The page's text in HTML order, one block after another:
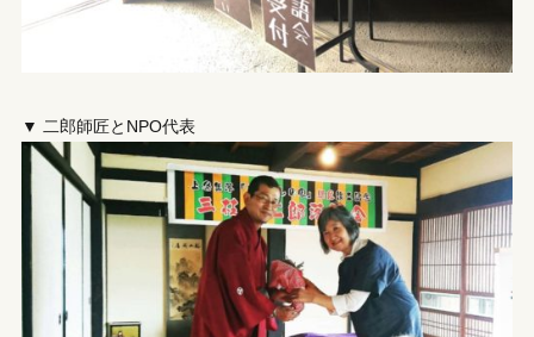
▼ 二郎師匠とNPO代表